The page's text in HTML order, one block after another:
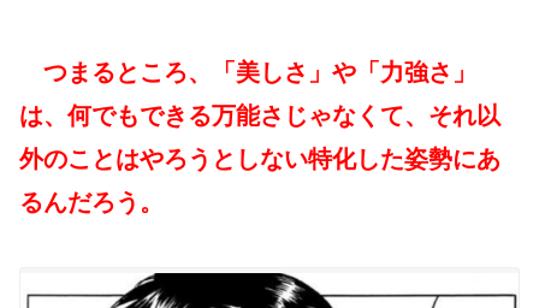
つまるところ、「美しさ」や「力強さ」
は、何でもできる万能さじゃなくて、それ以
外のことはやろうとしない特化した姿勢にあ
るんだろう。